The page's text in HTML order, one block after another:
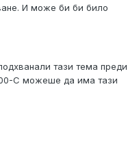
И може би би било
тази тема преди
C можеше да има тази